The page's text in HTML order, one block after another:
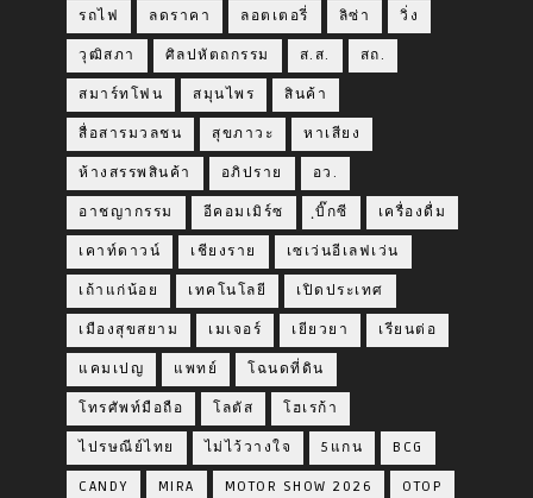
รถไฟ ลดราคา ลอตเตอรี่ ลิซ่า วิ่ง
วุฒิสภา ศิลปหัตถกรรม ส.ส. สถ.
สมาร์ทโฟน สมุนไพร สินค้า
สื่อสารมวลชน สุขภาวะ หาเสียง
ห้างสรรพสินค้า อภิปราย อว.
อาชญากรรม อีคอมเมิร์ซ ฺบิ๊กซี เครื่องดื่ม
เคาท์ดาวน์ เชียงราย เซเว่นอีเลฟเว่น
เถ้าแก่น้อย เทคโนโลยี เปิดประเทศ
เมืองสุขสยาม เมเจอร์ เยียวยา เรียนต่อ
แคมเปญ แพทย์ โฉนดที่ดิน
โทรศัพท์มือถือ โลตัส โฮเรก้า
ไปรษณีย์ไทย ไม่ไว้วางใจ 5แกน BCG
CANDY MIRA MOTOR SHOW 2026 OTOP